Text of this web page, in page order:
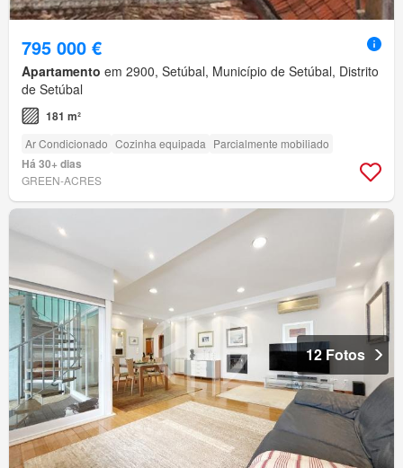
795 000 €
Apartamento em 2900, Setúbal, Município de Setúbal, Distrito
de Setúbal
181 m²
Ar Condicionado Cozinha equipada Parcialmente mobiliado
Há 30+ dias
GREEN-ACRES
12 Fotos